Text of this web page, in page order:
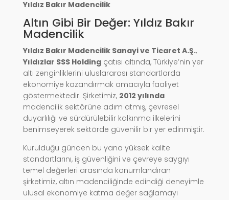
Yıldız Bakır Madencilik
Altın Gibi Bir Değer: Yıldız Bakır
Madencilik
Yıldız Bakır Madencilik Sanayi ve Ticaret A.Ş.,
Yıldızlar SSS Holdingçatısı altında, Türkiye’nin yer
altı zenginliklerini uluslararası standartlarda
ekonomiye kazandırmak amacıyla faaliyet
göstermektedir. Şirketimiz, 2012 yılında
madencilik sektörüne adım atmış, çevresel
duyarlılığı ve sürdürülebilir kalkınma ilkelerini
benimseyerek sektörde güvenilir bir yer edinmiştir.
Kurulduğu günden bu yana yüksek kalite
standartlarını, iş güvenliğini ve çevreye saygıyı
temel değerleri arasında konumlandıran
şirketimiz, altın madenciliğinde edindiği deneyimle
ulusal ekonomiye katma değer sağlamayı